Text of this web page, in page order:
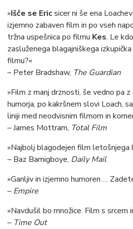
»Išče se Ericsicer ni še ena
izjemno zabaven film in po vseh
tržna uspešnica po filmu Kes. Le
zasluženega blagajniškega
filmu?«
– Peter Bradshaw, The Guardian
»Film z manj drznosti, še vedno pa
humorja, po kakršnem slovi Loach,
liniji med neodvisnim filmom in
– James Mottram, Total Film
»Najbolj blagodejen film letošnjega
– Baz Bamigboye, Daily Mail
»Ganljiv in izjemno humoren …
– Empire
»Navdušil bo množice. Film s srcem
– Time Out